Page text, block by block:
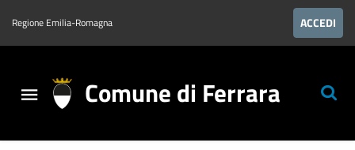
Regione Emilia-Romagna ACCEDI
Comune di Ferrara